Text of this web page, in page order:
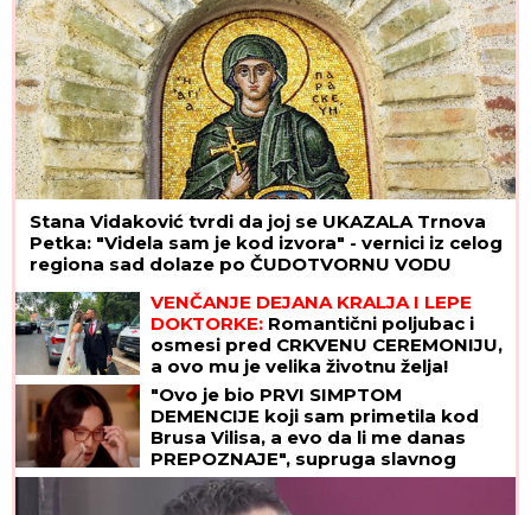
Stana Vidaković tvrdi da joj se UKAZALA Trnova
Petka: "Videla sam je kod izvora" - vernici iz celog
regiona sad dolaze po ČUDOTVORNU VODU
VENČANJE DEJANA KRALJA I LEPE
DOKTORKE: Romantični poljubac i
osmesi pred CRKVENU CEREMONIJU,
a ovo mu je velika životnu želja!
"Ovo je bio PRVI SIMPTOM
DEMENCIJE koji sam primetila kod
Brusa Vilisa, a evo da li me danas
PREPOZNAJE", supruga slavnog
glumca otkrila nove detalje - OSEĆAJ
KRIVICE je non stop prati